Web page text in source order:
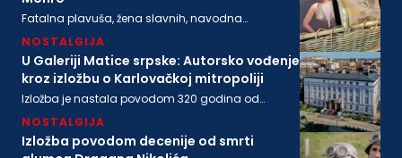
Fatalna plavuša, žena slavnih, navodna
stanu na današnji dan 1962. godine
NOSTALGIJA
U Galeriji Matice srpske: Autorsko vođenje
kroz izložbu o Karlovačkoj mitropoliji
Izložba je nastala povodom 320 godina od
Matice srpske
NOSTALGIJA
Izložba povodom decenije od smrti